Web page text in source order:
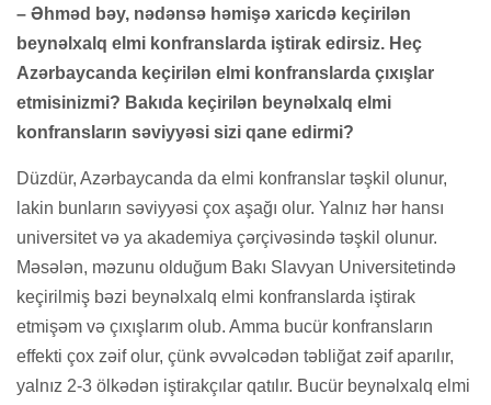
– Əhməd bəy, nədənsə həmişə xaricdə keçirilən
beynəlxalq elmi konfranslarda iştirak edirsiz. Heç
Azərbaycanda keçirilən elmi konfranslarda çıxışlar
etmisinizmi? Bakıda keçirilən beynəlxalq elmi
konfransların səviyyəsi sizi qane edirmi?
Düzdür, Azərbaycanda da elmi konfranslar təşkil olunur,
lakin bunların səviyyəsi çox aşağı olur. Yalnız hər hansı
universitet və ya akademiya çərçivəsində təşkil olunur.
Məsələn, məzunu olduğum Bakı Slavyan Universitetində
keçirilmiş bəzi beynəlxalq elmi konfranslarda iştirak
etmişəm və çıxışlarım olub. Amma bucür konfransların
effekti çox zəif olur, çünk əvvəlcədən təbliğat zəif aparılır,
yalnız 2-3 ölkədən iştirakçılar qatılır. Bucür beynəlxalq elmi